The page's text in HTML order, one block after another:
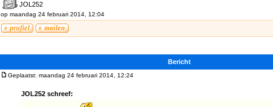
JOL252
op maandag 24 februari 2014, 12:04
Bericht
Geplaatst: maandag 24 februari 2014, 12:24
JOL252 schreef: